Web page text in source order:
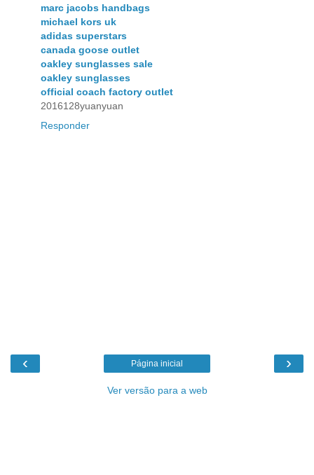
marc jacobs handbags
michael kors uk
adidas superstars
canada goose outlet
oakley sunglasses sale
oakley sunglasses
official coach factory outlet
2016128yuanyuan
Responder
‹ ›
Página inicial
Ver versão para a web